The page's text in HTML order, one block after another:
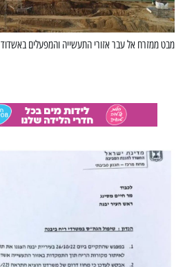
מבט ממזרח אל עבר אזורי התעשייה והמפעלים באשדוד